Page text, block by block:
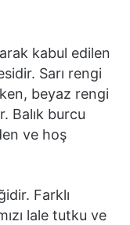
kabul edilen
Sarı rengi
beyaz rengi
Balık burcu
ve hoş
Farklı
lale tutku ve